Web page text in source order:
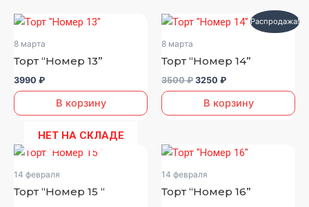
8 марта
Торт “Номер 13”
3990 ₽
В корзину
Распродажа!
8 марта
Торт “Номер 14”
3500₽
Первоначальная
3250 ₽
Текущая
цена:
В корзину
НЕТ НА СКЛАДЕ
14 февраля
Торт “Номер 15 “
14 февраля
Торт “Номер 16”